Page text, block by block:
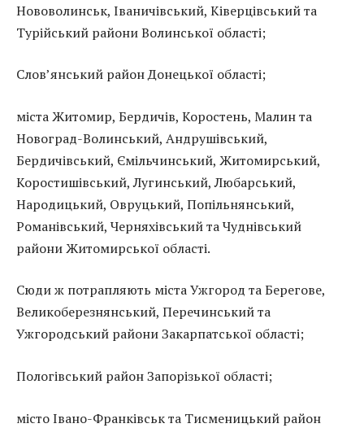
Нововолинськ, Іваничівський, Ківерцівський та
Турійський райони Волинської області;
Слов’янський район Донецької області;
міста Житомир, Бердичів, Коростень, Малин та
Новоград-Волинський, Андрушівський,
Бердичівський, Ємільчинський, Житомирський,
Коростишівський, Лугинський, Любарський,
Народицький, Овруцький, Попільнянський,
Романівський, Черняхівський та Чуднівський
райони Житомирської області.
Сюди ж потрапляють міста Ужгород та Берегове,
Великоберезнянський, Перечинський та
Ужгородський райони Закарпатської області;
Пологівський район Запорізької області;
місто Івано-Франківськ та Тисменицький район